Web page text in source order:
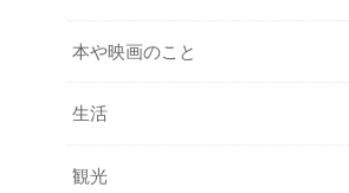
本や映画のこと
生活
観光